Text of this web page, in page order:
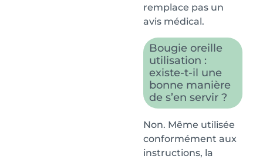
remplace pas un
avis médical.
Bougie oreille
utilisation :
existe-t-il une
bonne manière
de s’en servir ?
Non. Même utilisée
conformément aux
instructions, la